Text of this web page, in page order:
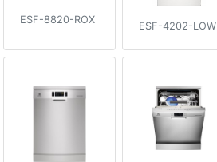
ESF-8820-ROX
ESF-4202-LOW